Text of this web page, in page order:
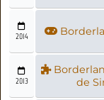
2014
2013
de